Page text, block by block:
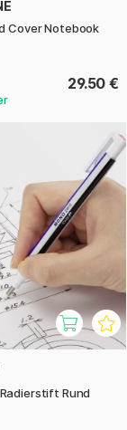
Cover Notebook
29.50 €
Rund